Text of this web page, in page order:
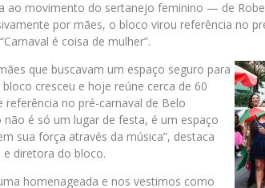
ao movimento do sertanejo feminino — de
por mães, o bloco virou referência no
é coisa de mulher”.
que buscavam um espaço seguro para
cresceu e hoje reúne cerca de 60
no pré-carnaval de Belo
não é só um lugar de festa, é um espaço
sua força através da música”, destaca
e diretora do bloco.
homenageada e nos vestimos como